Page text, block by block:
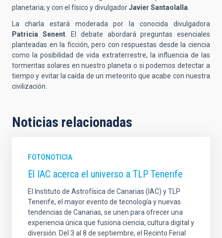
planetaria; y con el físico y divulgadorJavier Santaolalla
La charla estará moderada por la conocida divulgadora
Patricia Senent.El debate abordará preguntas esenciales
planteadas en la ficción, pero con respuestas desde la ciencia
como la posibilidad de vida extraterrestre, la influencia de las
tormentas solares en nuestro planeta o si podemos detectar a
tiempo y evitar la caída de un meteorito que acabe con nuestra
civilización.
Noticias relacionadas
FOTONOTICIA
El IAC acerca el universo a TLP Tenerife
El Instituto de Astrofísica de Canarias (IAC) y TLP
Tenerife, el mayor evento de tecnología y nuevas
tendencias de Canarias, se unen para ofrecer una
experiencia única que fusiona ciencia, cultura digital y
diversión. Del 3 al 8 de septiembre, el Recinto Ferial